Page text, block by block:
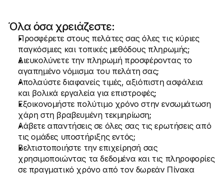
Όλα όσα χρειάζεστε:
Προσφέρετε στους πελάτες σας όλες τις κύριες
παγκόσμιες και τοπικές μεθόδους πληρωμής;
Διευκολύνετε την πληρωμή προσφέροντας το
αγαπημένο νόμισμα του πελάτη σας;
Απολαύστε διαφανείς τιμές, αξιόπιστη ασφάλεια
και βολικά εργαλεία για επιστροφές;
Εξοικονομήστε πολύτιμο χρόνο στην ενσωμάτωση
χάρη στη βραβευμένη τεκμηρίωση;
Λάβετε απαντήσεις σε όλες σας τις ερωτήσεις από
τις ομάδες υποστήριξης εντός;
Βελτιστοποιήστε την επιχείρησή σας
χρησιμοποιώντας τα δεδομένα και τις πληροφορίες
σε πραγματικό χρόνο από τον δωρεάν Πίνακα
Σχετικά με εμάς
Μάθετε περισσότερα για την
ιστορία και τις αξίες μας
Νέα
Διαβάστε τα τελευταία νέα της
Mollie
Καριέρες
Ελάτε να δουλέψετε μαζί μας -
προσλαμβάνουμε!
Επικοινωνία
Για τους αγοραστές
Ανακαλύψτε γιατί η Mollie εμφανίζεται στην τραπεζική
σας δήλωση
Για πελάτες της Mollie
Επικοινωνήστε με την ομάδα υποστήριξης πελατών μας
Επικοινωνήστε με τις πωλήσεις
Ανακαλύψτε πώς μπορούμε να βοηθήσουμε την
επιχείρησή σας